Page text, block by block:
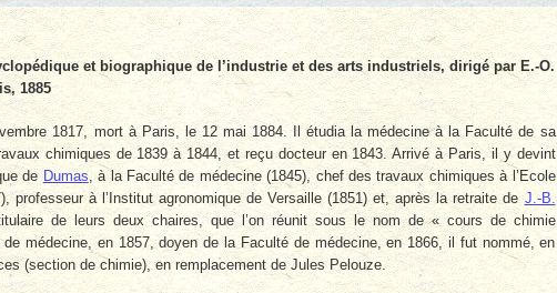
et biographique de l’industrie et des arts industriels, dirigé par E.-O.
1885
1817, mort à Paris, le 12 mai 1884. Il étudia la médecine à la Faculté de sa
chimiques de 1839 à 1844, et reçu docteur en 1843. Arrivé à Paris, il y devint
deDumas, à la Faculté de médecine (1845), chef des travaux chimiques à l’Ecole
professeur à l’Institut agronomique de Versaille (1851) et, après la retraite de J.-B.
de leurs deux chaires, que l’on réunit sous le nom de « cours de chimie
médecine, en 1857, doyen de la Faculté de médecine, en 1866, il fut nommé, en
(section de chimie), en remplacement de Jules Pelouze.